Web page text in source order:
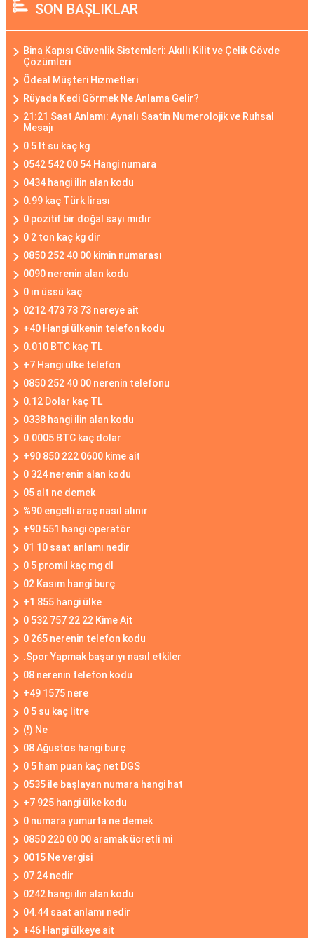
SON BAŞLIKLAR
Bina Kapısı Güvenlik Sistemleri: Akıllı Kilit ve Çelik Gövde
Çözümleri
Ödeal Müşteri Hizmetleri
Rüyada Kedi Görmek Ne Anlama Gelir?
21:21 Saat Anlamı: Aynalı Saatin Numerolojik ve Ruhsal
Mesajı
0 5 lt su kaç kg
0542 542 00 54 Hangi numara
0434 hangi ilin alan kodu
0.99 kaç Türk lirası
0 pozitif bir doğal sayı mıdır
0 2 ton kaç kg dir
0850 252 40 00 kimin numarası
0090 nerenin alan kodu
0 ın üssü kaç
0212 473 73 73 nereye ait
+40 Hangi ülkenin telefon kodu
0.010 BTC kaç TL
+7 Hangi ülke telefon
0850 252 40 00 nerenin telefonu
0.12 Dolar kaç TL
0338 hangi ilin alan kodu
0.0005 BTC kaç dolar
+90 850 222 0600 kime ait
0 324 nerenin alan kodu
05 alt ne demek
%90 engelli araç nasıl alınır
+90 551 hangi operatör
01 10 saat anlamı nedir
0 5 promil kaç mg dl
02 Kasım hangi burç
+1 855 hangi ülke
0 532 757 22 22 Kime Ait
0 265 nerenin telefon kodu
.Spor Yapmak başarıyı nasıl etkiler
08 nerenin telefon kodu
+49 1575 nere
0 5 su kaç litre
(!) Ne
08 Ağustos hangi burç
0 5 ham puan kaç net DGS
0535 ile başlayan numara hangi hat
+7 925 hangi ülke kodu
0 numara yumurta ne demek
0850 220 00 00 aramak ücretli mi
0015 Ne vergisi
07 24 nedir
0242 hangi ilin alan kodu
04.44 saat anlamı nedir
+46 Hangi ülkeye ait